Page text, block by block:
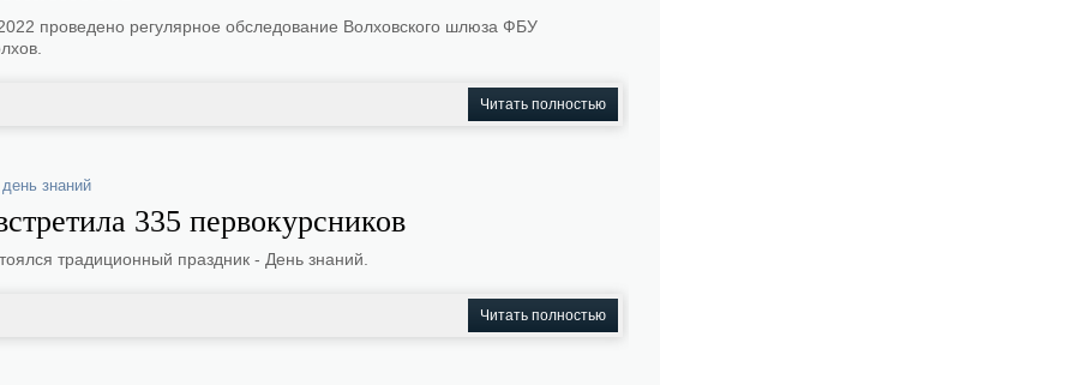
проведено регулярное обследование Волховского шлюза ФБУ
Читать полностью
день знаний
335 первокурсников
традиционный праздник - День знаний.
Читать полностью